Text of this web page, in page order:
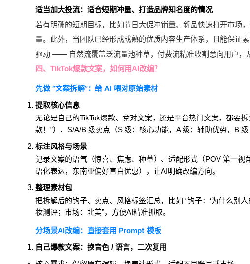
适当加大投流：适合短期冲量、打造品牌知名度的情况
若有明确的短期目标，比如节日大促冲销量、新品快速打开市场
量。此外，当团队已经形成成熟的优质内容生产体系，且能保证
驱动 —— 自然流覆盖泛流量池种草，付费流精准收割意向用户，
四、TikTok爆款文案，如何用AI改编？
先做 “文案拆解”：给 AI 喂对原始素材
提取核心信息
无论是自己的TikTok爆款、竞对文案，还是平台热门文案，都要
款！”）、S/A/B 级卖点（S 级：核心功能，A 级：辅助优势，B
标注风格与场景
记录文案的语气（惊喜、焦虑、种草）、适配形式（POV 第一
语化表达，东南亚偏好直白优惠），让AI明确改编方向。
整理素材包
把拆解后的钩子、卖点、风格标签汇总，比如 “钩子：‘为什么别
妆测评；市场：北美”，方便AI精准抓取。
分场景AI改编：直接套用 Prompt 模板
自己爆款文案：换音色 / 语言，二次复用